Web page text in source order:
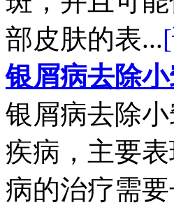
部皮肤的表...
银屑病去除小
银屑病去除
疾病，主要
病的治疗需